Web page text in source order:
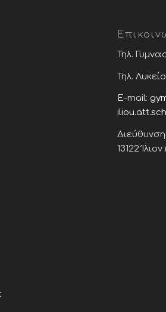
Τηλ.
Τηλ.
E-mail:
13122